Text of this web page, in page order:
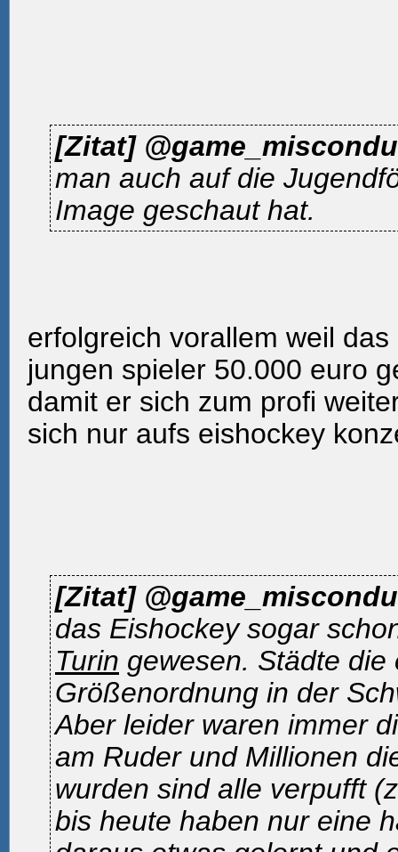
[Zitat]
man auch auf die
Image geschaut hat.
erfolgreich vorallem weil
jungen spieler 50.000 euro
damit er sich zum profi
sich nur aufs eishockey
[Zitat]
das Eishockey sogar
Turin gewesen. Städte die
Größenordnung in der
Aber leider waren immer
am Ruder und Millionen
wurden sind alle verpufft
bis heute haben nur eine